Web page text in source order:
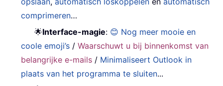
comprimeren…
🌟Interface-magie: 😊 Nog meer mooie en
coole emoji’s /Waarschuwt u bij binnenkomst van
belangrijke e-mails / Minimaliseert Outlook in
plaats van het programma te sluiten...